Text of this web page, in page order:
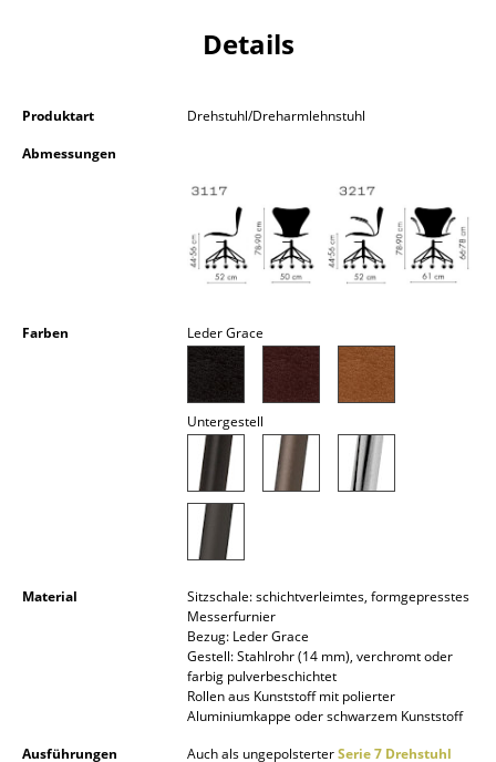
Kleinaufbewahrung
... alle Aufbewahrungsmöbel
Hängeleuchten & Deckenleuchten
Schreibtischleuchten
Stehleuchten & Leseleuchten
Outdoor-Leuchten
Details
Produktart
Drehstuhl/Dreharmlehnstuhl
Abmessungen
Farben Leder Grace
Untergestell
Material
Sitzschale: schichtverleimtes, formgepresstes
Messerfurnier
Bezug: Leder Grace
Gestell: Stahlrohr (14 mm), verchromt oder
farbig pulverbeschichtet
Rollen aus Kunststoff mit polierter
Aluminiumkappe oder schwarzem Kunststoff
Ausführungen
Auch als ungepolsterterSerie 7 Drehstuhl